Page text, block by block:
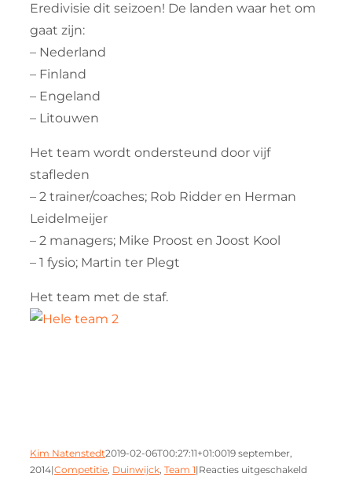
Eredivisie dit seizoen! De landen waar het om
gaat zijn:
– Nederland
– Finland
– Engeland
– Litouwen
Het team wordt ondersteund door vijf
stafleden
– 2 trainer/coaches; Rob Ridder en Herman
Leidelmeijer
– 2 managers; Mike Proost en Joost Kool
– 1 fysio; Martin ter Plegt
Het team met de staf.
Kim Natenstedt2019-02-06T00:27:11+01:0019 september,
2014|Competitie, Duinwijck, Team 1|Reacties uitgeschakeld